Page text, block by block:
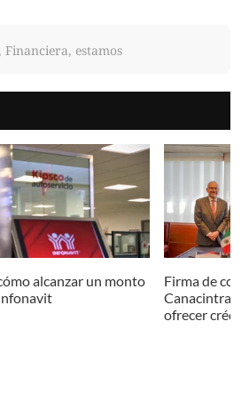
estamos
alcanzar un monto
Firma de
Canacintra
ofrecer